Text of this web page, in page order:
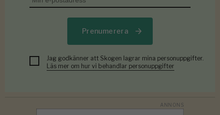
Prenumerera
Jag godkänner att Skogen lagrar mina personuppgifter.
Läs mer om hur vi behandlar personuppgifter